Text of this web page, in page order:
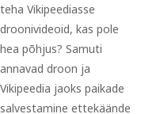
teha Vikipeediasse
droonivideoid, kas pole
hea põhjus? Samuti
annavad droon ja
Vikipeedia jaoks paikade
salvestamine ettekäände